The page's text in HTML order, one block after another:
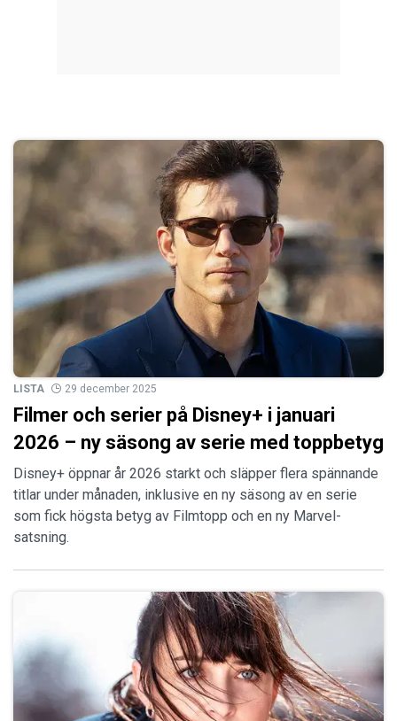
LISTA 29 december 2025
Filmer och serier på Disney+ i januari
2026 – ny säsong av serie med toppbetyg
Disney+ öppnar år 2026 starkt och släpper flera spännande
titlar under månaden, inklusive en ny säsong av en serie
som fick högsta betyg av Filmtopp och en ny Marvel-
satsning.